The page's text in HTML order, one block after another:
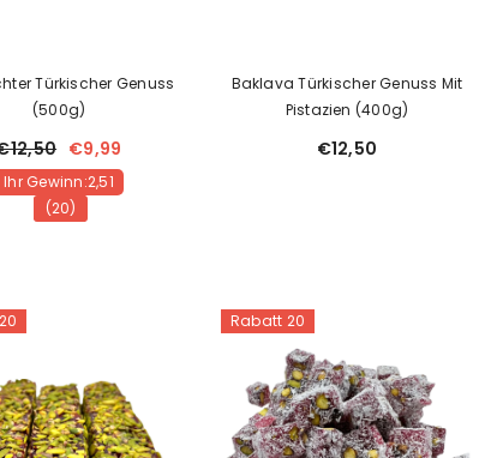
Türkischer Genuss
(500g)
€9,99
Ihr Gewinn:2,51
(20)
Baklava Türkischer Genuss Mit
Pistazien (400g)
€12,50
Rabatt 20